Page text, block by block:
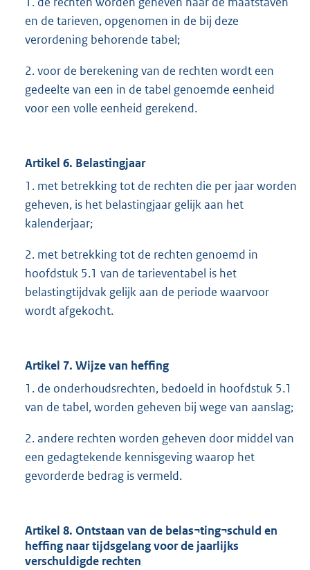
en de tarieven, opgenomen in de bij deze
verordening behorende tabel;
2. voor de berekening van de rechten wordt een
gedeelte van een in de tabel genoemde eenheid
voor een volle eenheid gerekend.
Artikel 6. Belastingjaar
1. met betrekking tot de rechten die per jaar worden
geheven, is het belastingjaar gelijk aan het
kalenderjaar;
2. met betrekking tot de rechten genoemd in
hoofdstuk 5.1 van de tarieventabel is het
belastingtijdvak gelijk aan de periode waarvoor
wordt afgekocht.
Artikel 7. Wijze van heffing
1. de onderhoudsrechten, bedoeld in hoofdstuk 5.1
van de tabel, worden geheven bij wege van aanslag;
2. andere rechten worden geheven door middel van
een gedagtekende kennisgeving waarop het
gevorderde bedrag is vermeld.
Artikel 8. Ontstaan van de belas¬ting¬schuld en
heffing naar tijdsgelang voor de jaarlijks
verschuldigde rechten